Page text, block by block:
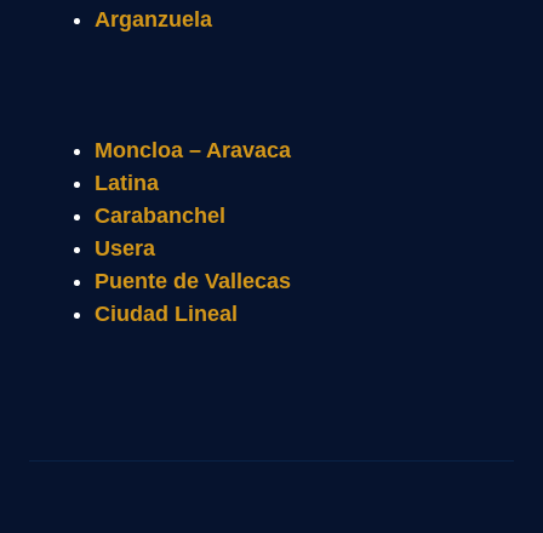
Arganzuela
Moncloa – Aravaca
Latina
Carabanchel
Usera
Puente de Vallecas
Ciudad Lineal